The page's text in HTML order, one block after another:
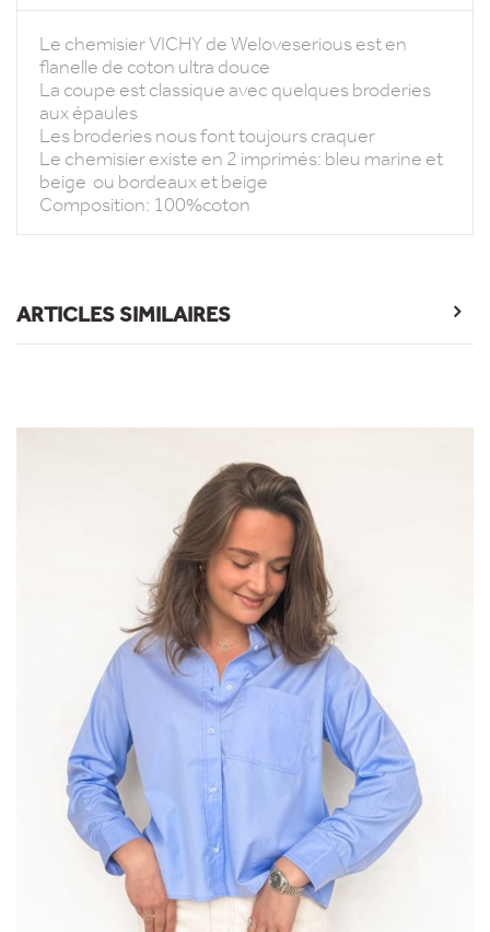
Le chemisier VICHY de Weloveserious est en
flanelle de coton ultra douce
La coupe est classique avec quelques broderies
aux épaules
Les broderies nous font toujours craquer
Le chemisier existe en 2 imprimés: bleu marine et
beige ou bordeaux et beige
Composition: 100%coton
ARTICLES SIMILAIRES